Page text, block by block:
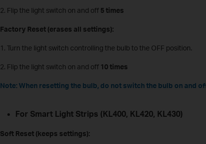
2. Flip the light switch on and off5 times
Factory Reset (erases all settings):
1. Turn the light switch controlling the bulb to the OFF position.
2. Flip the light switch on and off 10 times
Note: When resetting the bulb, do not switch the bulb on and
For Smart Light Strips (KL400, KL420, KL430)
Soft Reset (keeps settings):